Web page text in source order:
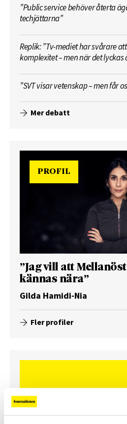
”Public service behöver återta
techjättarna”
Replik: ”Tv-mediet har svårare
komplexitet – men när det lyckas
”SVT visar vetenskap – men får
Mer debatt
PROFIL
”Jag vill att
kännas nära”
Gilda Hamidi-Nia
Fler profiler